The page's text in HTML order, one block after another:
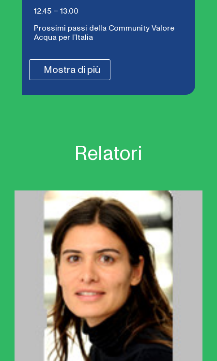
12.45 – 13.00
Prossimi passi della Community Valore
Acqua per l’Italia
Mostra di più
Relatori